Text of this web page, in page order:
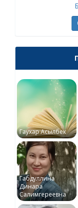
Гаухар Асылбек
Габдуллина
Динара
Салимгереевна